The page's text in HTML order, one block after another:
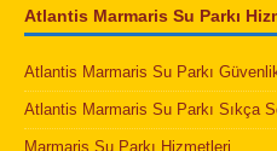
Atlantis Marmaris Su Parkı
Atlantis Marmaris Su Parkı
Atlantis Marmaris Su Parkı Sıkça
Marmaris Su Parkı Hizmetleri